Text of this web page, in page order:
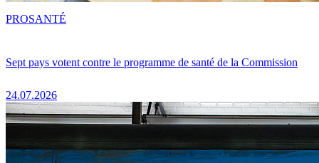
Sept pays votent contre le programme de santé de la Commission
24.07.2026
PROSANTÉ